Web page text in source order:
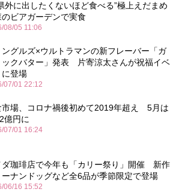
外に出したくないほど食べる”極上えだまめ
のビアガーデンで実食
08/05 11:06
ングルズ×ウルトラマンの新フレーバー「ガ
ックバター」発表 片寄涼太さんが祝福イベ
に登場
07/01 22:12
市場、コロナ禍後初めて2019年超え 5月は
億円に
07/01 16:24
ダ珈琲店で今年も「カリー祭り」開催 新作
ーナンドッグなど全6品が季節限定で登場
06/16 15:52